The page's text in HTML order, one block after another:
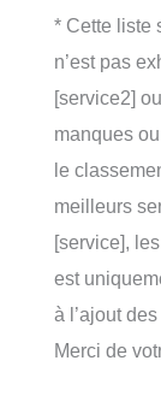
* Cette liste
n’est pas
[service2]
manques
le
meilleurs
[service],
est
à l’ajout
Merci de